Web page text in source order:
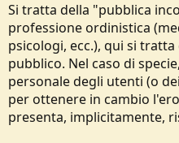
Si tratta della "pubblica
professione ordinistica
psicologi, ecc.), qui si
pubblico. Nel caso di
personale degli utenti (o
per ottenere in cambio
presenta, implicitamente,